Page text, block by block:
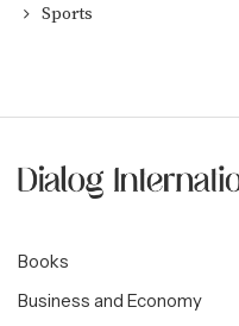
Sports
Books
Business and Economy